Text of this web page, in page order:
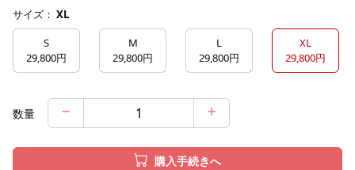
サイズ： XL
S
29,800円
M
29,800円
L
29,800円
XL
29,800円
数量
購入手続きへ